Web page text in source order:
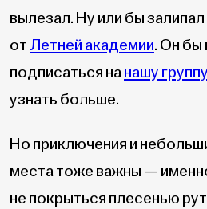
вылезал. Ну или бы
отЛетней академии. Он бы
подписаться нанашу
узнать больше.
Но приключения и
места тоже важны —
не покрыться плесенью